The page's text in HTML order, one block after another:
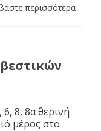
περισσότερα
6, 8, 8α θερινή
μέρος στο